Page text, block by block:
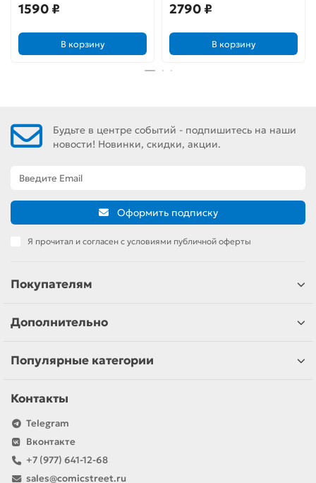
1590 ₽
В корзину
2790 ₽
В корзину
Будьте в центре событий - подпишитесь на наши
новости! Новинки, скидки, акции.
Оформить подписку
Я прочитал и согласен с условиями публичной оферты
Покупателям
Дополнительно
Популярные категории
Контакты
Telegram
Вконтакте
+7 (977) 641-12-68
sales@comicstreet.ru